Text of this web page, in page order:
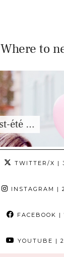
Where to
TWITTER/X |
INSTAGRAM |
FACEBOOK |
YOUTUBE |